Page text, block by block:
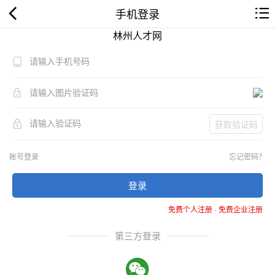
手机登录
林州人才网
获取验证码
账号登录 忘记密码？
登录
免费个人注册-免费企业注册
第三方登录